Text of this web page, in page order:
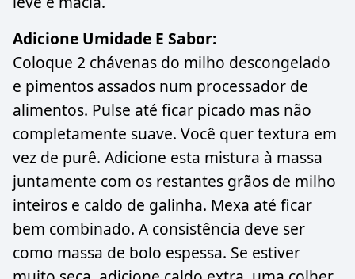
Adicione Umidade E Sabor:
Coloque 2 chávenas do milho descongelado
e pimentos assados num processador de
alimentos. Pulse até ficar picado mas não
completamente suave. Você quer textura em
vez de purê. Adicione esta mistura à massa
juntamente com os restantes grãos de milho
inteiros e caldo de galinha. Mexa até ficar
bem combinado. A consistência deve ser
como massa de bolo espessa. Se estiver